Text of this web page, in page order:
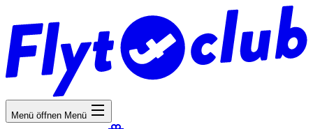
Menü öffnen Menü